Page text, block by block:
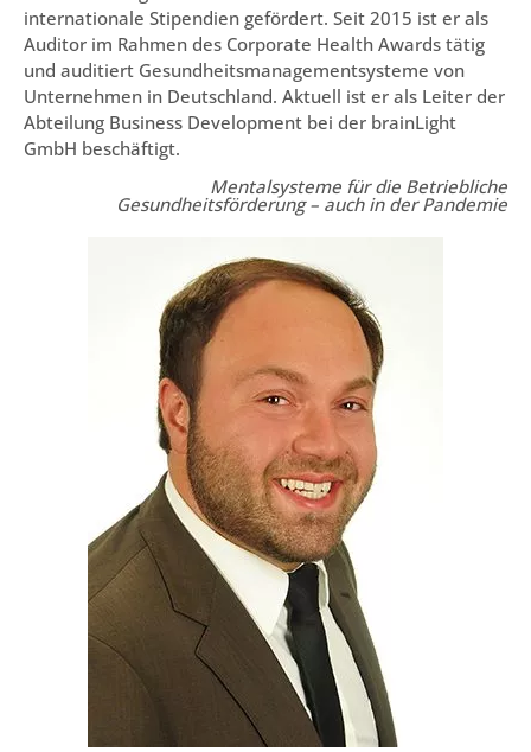
internationale Stipendien gefördert. Seit 2015 ist er als
Auditor im Rahmen des Corporate Health Awards tätig
und auditiert Gesundheitsmanagementsysteme von
Unternehmen in Deutschland. Aktuell ist er als Leiter der
Abteilung Business Development bei der brainLight
GmbH beschäftigt.
Mentalsysteme für die Betriebliche
Gesundheitsförderung – auch in der Pandemie